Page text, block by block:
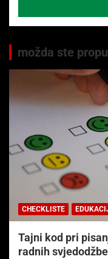
možda ste
CHECKLISTE
Tajni kod pri
radnih